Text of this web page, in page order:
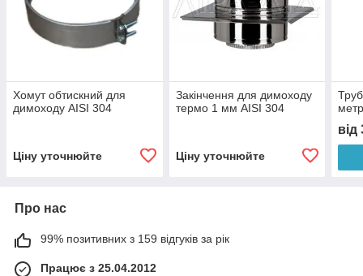
Хомут обтискний для
димоходу AISI 304
Ціну уточнюйте
Закінчення для димоходу
термо 1 мм AISI 304
Ціну уточнюйте
від
Про нас
99% позитивних з 159 відгуків за рік
Працює з 25.04.2012